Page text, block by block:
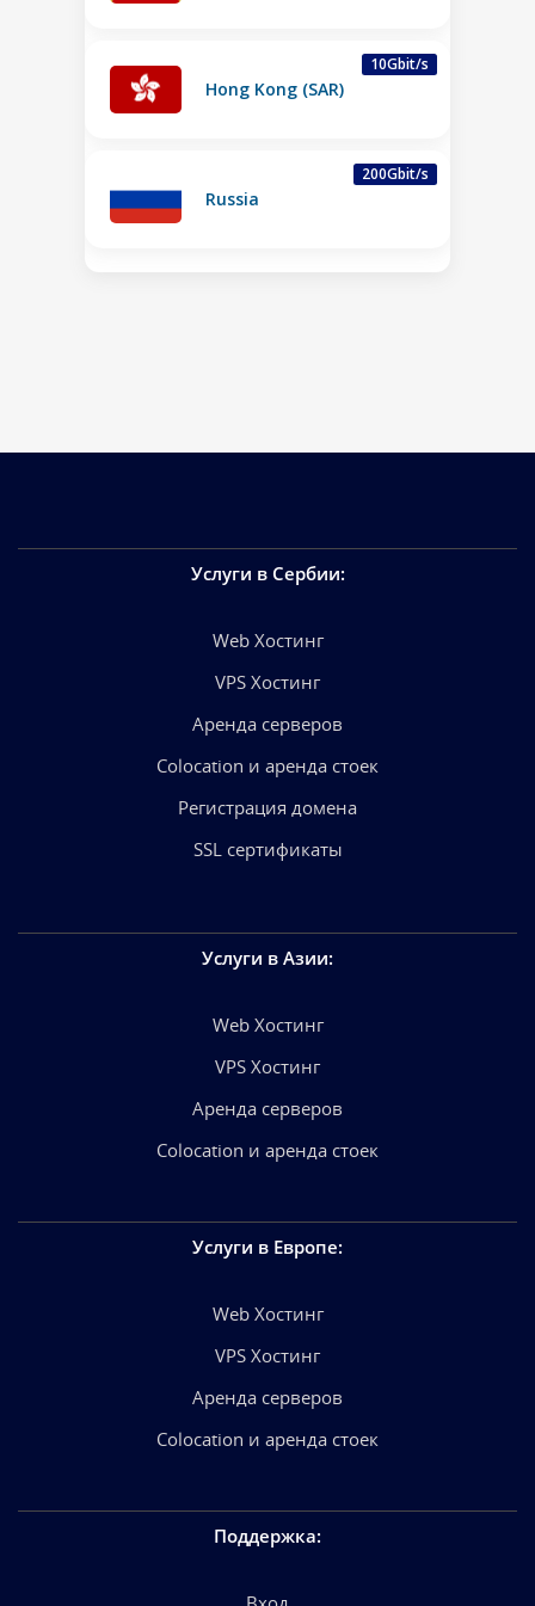
10Gbit/s
Hong Kong (SAR)
200Gbit/s
Russia
Услуги в Сербии:
Web Хостинг
VPS Хостинг
Аренда серверов
Colocation и аренда стоек
Регистрация домена
SSL сертификаты
Услуги в Азии:
Web Хостинг
VPS Хостинг
Аренда серверов
Colocation и аренда стоек
Услуги в Европе:
Web Хостинг
VPS Хостинг
Аренда серверов
Colocation и аренда стоек
Поддержка: